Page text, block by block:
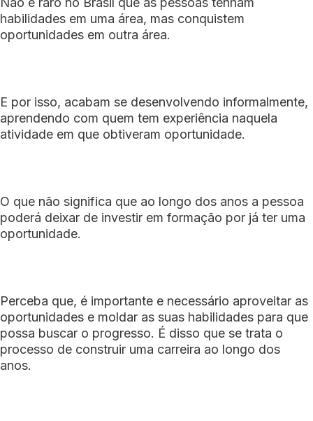
habilidades em uma área, mas conquistem
oportunidades em outra área.
E por isso, acabam se desenvolvendo informalmente,
aprendendo com quem tem experiência naquela
atividade em que obtiveram oportunidade.
O que não significa que ao longo dos anos a pessoa
poderá deixar de investir em formação por já ter uma
oportunidade.
Perceba que, é importante e necessário aproveitar as
oportunidades e moldar as suas habilidades para que
possa buscar o progresso. É disso que se trata o
processo de construir uma carreira ao longo dos
anos.